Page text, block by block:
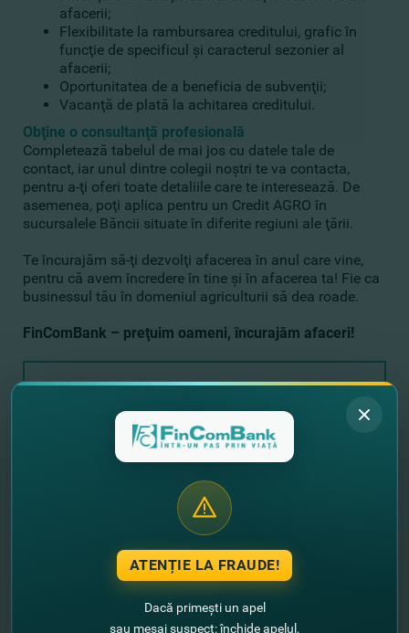
afacerii;
Flexibilitate la rambursarea creditului, grafic în
funcţie de specificul şi caracterul sezonier al
afacerii;
Oportunitatea de a beneficia de subvenţii;
Vacanţă de plată la achitarea creditului.
Obţine o consultanţă profesională
Completează tabelul de mai jos cu datele tale de
contact, iar unul dintre colegii noştri te va contacta,
pentru a-ţi oferi toate detaliile care te interesează. De
asemenea, poţi aplica pentru un Credit AGRO în
sucursalele Băncii situate în diferite regiuni ale ţării.
Te încurajăm să-ţi dezvolţi afacerea în anul care vine,
pentru că avem încredere în tine şi în afacerea ta! Fie ca
businessul tău în domeniul agriculturii să dea roade.
FinComBank – preţuim oameni, încurajăm afaceri!
Lasă-ne datele tale de contact şi noi
revenim cu un sunet!
+373
ATENȚIE LA FRAUDE!
Dacă primești un apel
sau mesaj suspect: închide apelul,